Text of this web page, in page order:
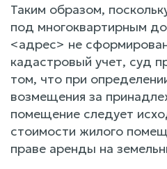
Таким образом,
под многоквартирным
<адрес> не
кадастровый учет, суд
том, что при
возмещения за
помещение следует
стоимости жилого
праве аренды на